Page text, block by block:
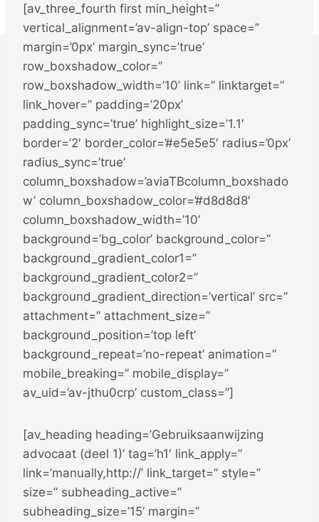
[av_three_fourth first min_height=”
vertical_alignment=’av-align-top’ space=”
margin=’0px’ margin_sync=’true’
row_boxshadow_color=”
row_boxshadow_width=’10’ link=” linktarget=”
link_hover=” padding=’20px’
padding_sync=’true’ highlight_size=’1.1′
border=’2′ border_color=’#e5e5e5′ radius=’0px’
radius_sync=’true’
column_boxshadow=’aviaTBcolumn_boxshado
w’ column_boxshadow_color=’#d8d8d8′
column_boxshadow_width=’10’
background=’bg_color’ background_color=”
background_gradient_color1=”
background_gradient_color2=”
background_gradient_direction=’vertical’ src=”
attachment=” attachment_size=”
background_position=’top left’
background_repeat=’no-repeat’ animation=”
mobile_breaking=” mobile_display=”
av_uid=’av-jthu0crp’ custom_class=”]
[av_heading heading=’Gebruiksaanwijzing
advocaat (deel 1)’ tag=’h1′ link_apply=”
link=’manually,http://’ link_target=” style=”
size=” subheading_active=”
subheading_size=’15’ margin=”